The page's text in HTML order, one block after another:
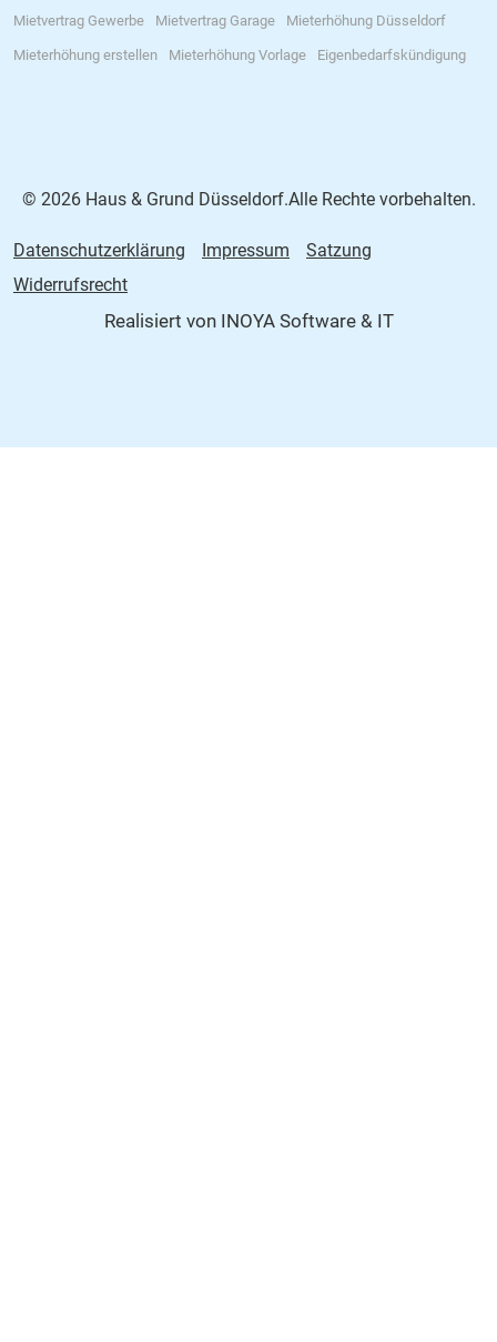
Mietvertrag Gewerbe Mietvertrag Garage Mieterhöhung Düsseldorf
Mieterhöhung erstellen Mieterhöhung Vorlage Eigenbedarfskündigung
© 2026 Haus & Grund Düsseldorf.Alle Rechte vorbehalten.
Datenschutzerklärung Impressum
Satzung
Widerrufsrecht
Realisiert von INOYA Software & IT